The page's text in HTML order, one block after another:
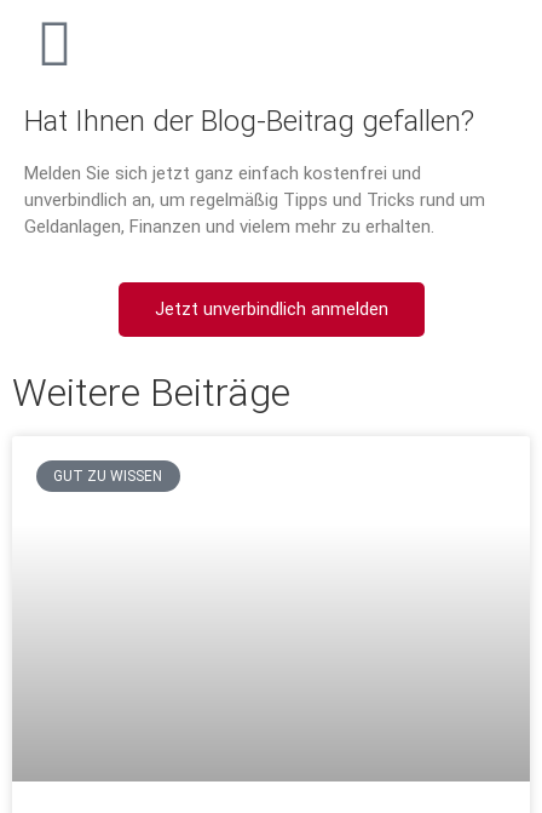
Hat Ihnen der Blog-Beitrag gefallen?
Melden Sie sich jetzt ganz einfach kostenfrei und
unverbindlich an, um regelmäßig Tipps und Tricks rund um
Geldanlagen, Finanzen und vielem mehr zu erhalten.
Jetzt unverbindlich anmelden
Weitere Beiträge
GUT ZU WISSEN